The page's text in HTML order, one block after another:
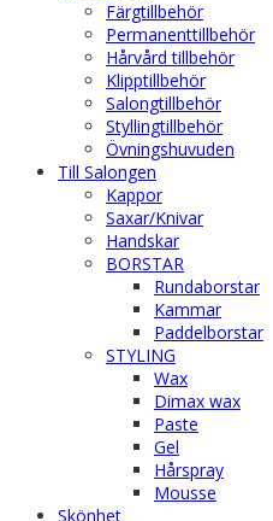
Färgtillbehör
Permanenttillbehör
Hårvård tillbehör
Klipptillbehör
Salongtillbehör
Styllingtillbehör
Övningshuvuden
Till Salongen
Kappor
Saxar/Knivar
Handskar
BORSTAR
Rundaborstar
Kammar
Paddelborstar
STYLING
Wax
Dimax wax
Paste
Gel
Hårspray
Mousse
Skönhet